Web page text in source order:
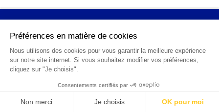
GÉNÉRALES
Qui sommes-nous ?
FAQ
Mentions légales
Contact
info@points12.fr